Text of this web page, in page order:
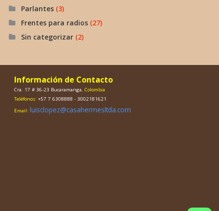
Parlantes (3)
Frentes para radios (27)
Sin categorizar (2)
Información de Contacto
Cra. 17 # 36-23 Bucaramanga, Colombia
Teléfonos: +57 7 6308888 - 3002181621
Email: luisclopez@casahermesltda.com